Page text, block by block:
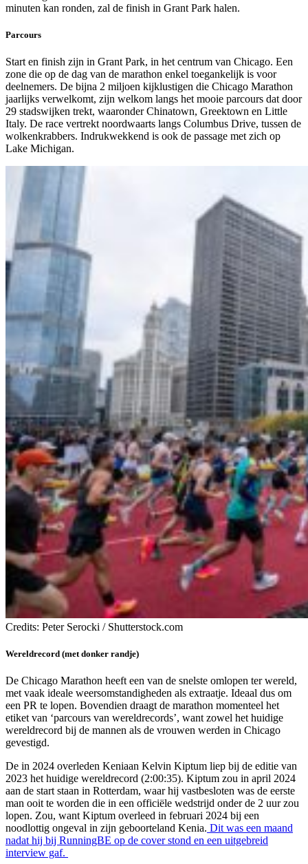
minuten kan ronden, zal de finish in Grant Park halen.
Parcours
Start en finish zijn in Grant Park, in het centrum van Chicago. Een
zone die op de dag van de marathon enkel toegankelijk is voor
deelnemers. De bijna 2 miljoen kijklustigen die Chicago Marathon
jaarlijks verwelkomt, zijn welkom langs het mooie parcours dat door
29 stadswijken trekt, waaronder Chinatown, Greektown en Little
Italy. De race vertrekt noordwaarts langs Columbus Drive, tussen de
wolkenkrabbers. Indrukwekkend is ook de passage met zich op
Lake Michigan.
Credits: Peter Serocki / Shutterstock.com
Wereldrecord (met donker randje)
De Chicago Marathon heeft een van de snelste omlopen ter wereld,
met vaak ideale weersomstandigheden als extraatje. Ideaal dus om
een PR te lopen. Bovendien draagt de marathon momenteel het
etiket van ‘parcours van wereldrecords’, want zowel het huidige
wereldrecord bij de mannen als de vrouwen werden in Chicago
gevestigd.
De in 2024 overleden Keniaan Kelvin Kiptum liep bij de editie van
2023 het huidige wereldrecord (2:00:35). Kiptum zou in april 2024
aan de start staan in Rotterdam, waar hij vastbesloten was de eerste
man ooit te worden die in een officiële wedstrijd onder de 2 uur zou
lopen. Zou, want Kiptum overleed in februari 2024 bij een
noodlottig ongeval in zijn geboorteland Kenia. Dit was een maand
nadat hij bij RunningBE op de cover stond en een uitgebreid
interview gaf.